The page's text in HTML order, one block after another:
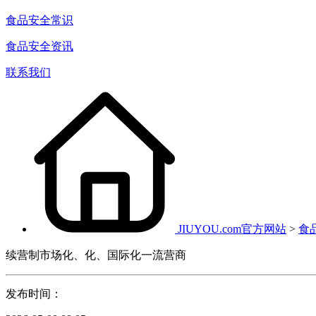
食品安全常识
食品安全资讯
联系我们
JIUYOU.com官方网站 > 食
续营制市场化、化、国际化一流营商
发布时间：